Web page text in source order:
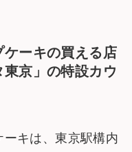
ーキの買える店
京」の特設カウ
キは、東京駅構内